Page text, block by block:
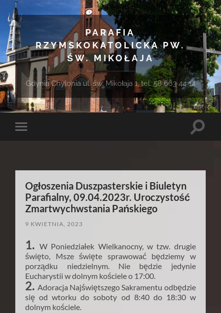
PARAFIA
RZYMSKOKATOLICKA PW.
ŚW. MIKOŁAJA
Gdynia Chylonia ul. św. Mikołaja 1, tel. 58 663 44 14
Toggle
Toggle
Ogłoszenia Duszpasterskie i Biuletyn
Parafialny, 09.04.2023r. Uroczystość
Zmartwychwstania Pańskiego
9 KWIETNIA, 2023
1. W Poniedziałek Wielkanocny, w tzw. drugie
święto, Msze święte sprawować będziemy w
porządku niedzielnym. Nie będzie jedynie
Eucharystii w dolnym kościele o 17:00.
2. Adoracja Najświętszego Sakramentu odbędzie
się od wtorku do soboty od 8:40 do 18:30 w
dolnym kościele.